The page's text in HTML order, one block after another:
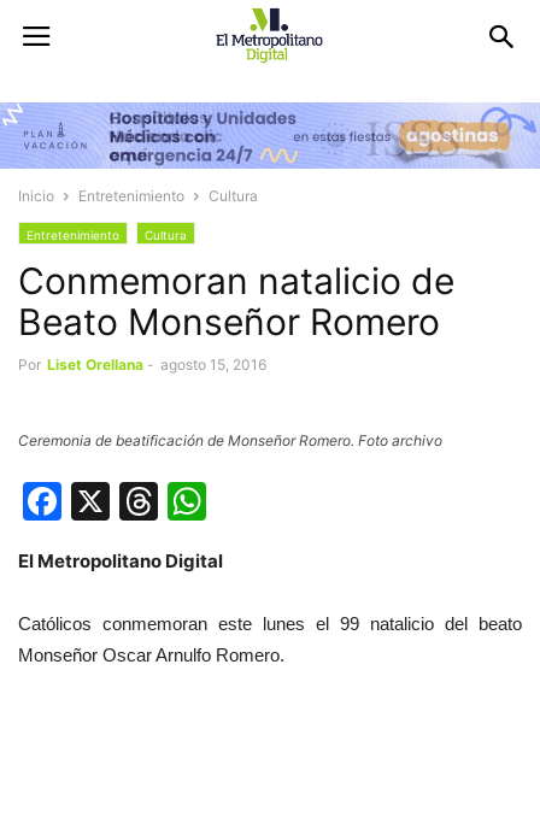
Inicio Entretenimiento Cultura
Entretenimiento Cultura
Conmemoran natalicio de
Beato Monseñor Romero
Por Liset Orellana - agosto 15, 2016
Ceremonia de beatificación de Monseñor Romero. Foto archivo
Facebook
X Threads
El Metropolitano Digital
Católicos conmemoran este lunes el 99 natalicio del beato
Monseñor Oscar Arnulfo Romero.